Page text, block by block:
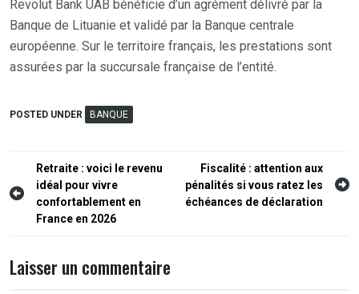
Revolut Bank UAB bénéficie d’un agrément délivré par la
Banque de Lituanie et validé par la Banque centrale
européenne. Sur le territoire français, les prestations sont
assurées par la succursale française de l’entité.
POSTED UNDER BANQUE
Navigation
de
l’article
Retraite : voici le revenu
idéal pour vivre
confortablement en
France en 2026
Fiscalité : attention aux
pénalités si vous ratez les
échéances de déclaration
Laisser un commentaire